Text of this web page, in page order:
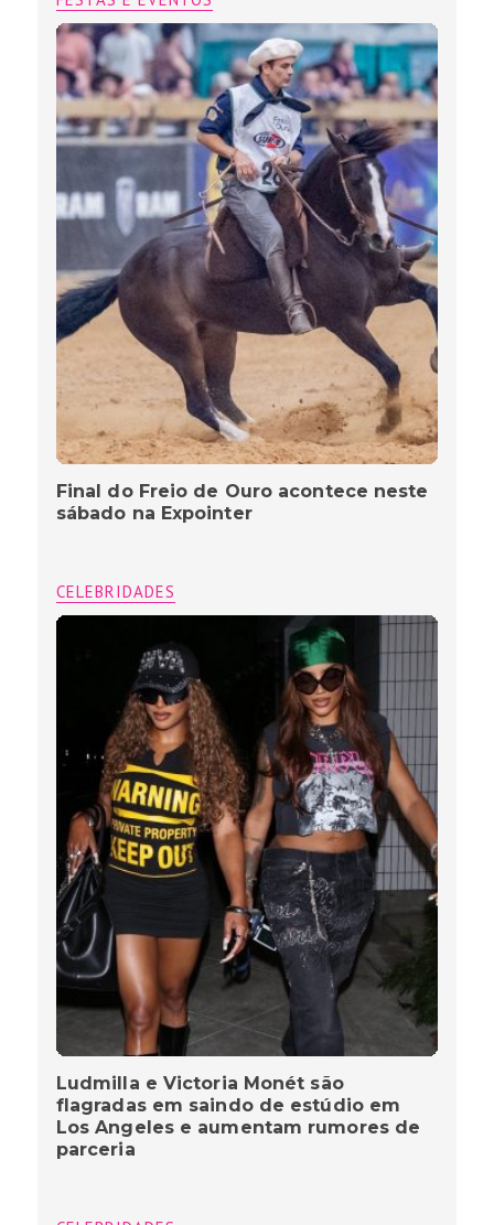
Final do Freio de Ouro acontece neste
sábado na Expointer
CELEBRIDADES
Ludmilla e Victoria Monét são
flagradas em saindo de estúdio em
Los Angeles e aumentam rumores de
parceria